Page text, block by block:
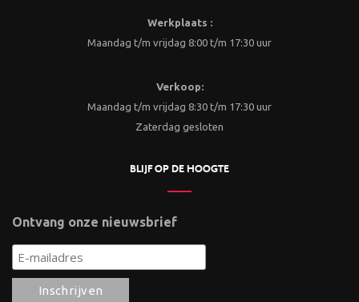
Werkplaats :
Maandag t/m vrijdag 8:00 t/m 17:30 uur
Verkoop:
Maandag t/m vrijdag 8:30 t/m 17:30 uur
Zaterdag gesloten
BLIJF OP DE HOOGTE
Ontvang onze nieuwsbrief